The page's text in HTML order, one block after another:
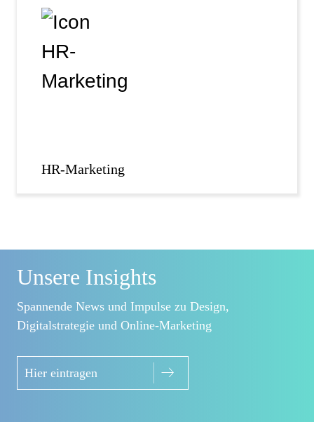
HR-Marketing
Unsere Insights
Spannende News und Impulse zu Design,
Digitalstrategie und Online-Marketing
Hier eintragen